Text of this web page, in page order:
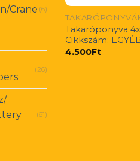
Crane (6)
(26)
(61)
Takaróponyva
Cikkszám:
4.500Ft